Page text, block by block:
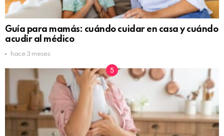
Guía para mamás: cuándo cuidar en casa y cuándo
acudir al médico
hace 3 meses